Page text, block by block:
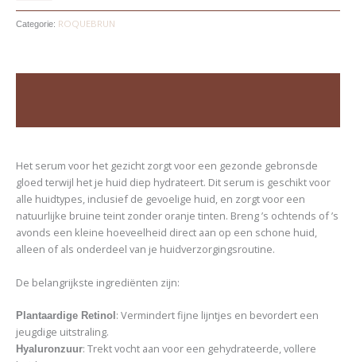
Categorie: ROQUEBRUN
Het serum voor het gezicht zorgt voor een gezonde gebronsde
gloed terwijl het je huid diep hydrateert. Dit serum is geschikt voor
alle huidtypes, inclusief de gevoelige huid, en zorgt voor een
natuurlijke bruine teint zonder oranje tinten. Breng ’s ochtends of ’s
avonds een kleine hoeveelheid direct aan op een schone huid,
alleen of als onderdeel van je huidverzorgingsroutine.
De belangrijkste ingrediënten zijn:
Plantaardige Retinol : Vermindert fijne lijntjes en bevordert een
jeugdige uitstraling.
Hyaluronzuur: Trekt vocht aan voor een gehydrateerde, vollere